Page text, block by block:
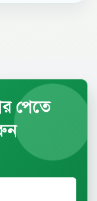
পেতে